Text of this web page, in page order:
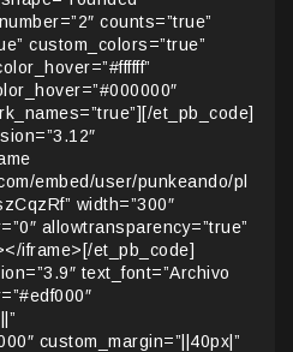
counts=”true”
custom_colors=”true”
et_pb_code]
embed/user/punkeando/pl
width=”300″
allowtransparency=”true”
iframe>[/et_pb_code]
text_font=”Archivo
custom_margin=”||40px|”